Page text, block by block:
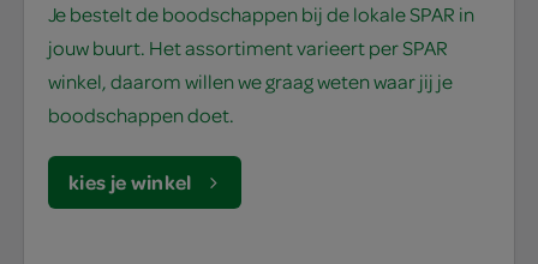
Je bestelt de boodschappen bij de lokale SPAR in
jouw buurt. Het assortiment varieert per SPAR
winkel, daarom willen we graag weten waar jij je
boodschappen doet.
kies je winkel